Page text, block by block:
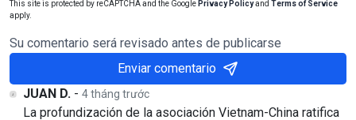
This site is protected by reCAPTCHA and the Google Privacy Policyand Terms of Service
apply.
Su comentario será revisado antes de publicarse
Enviar comentario
JUAN D. -4 tháng trước
La profundización de la asociación Vietnam-China ratifica